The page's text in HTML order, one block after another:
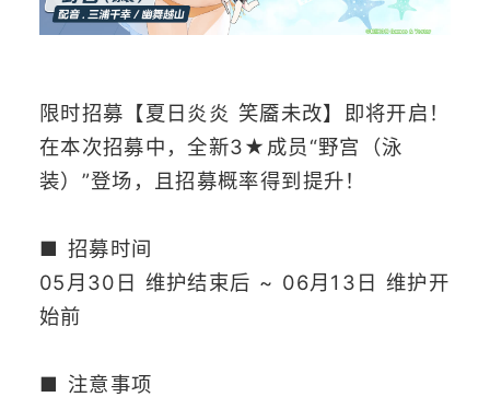
限时招募【夏日炎炎 笑靥未改】即将开启！
在本次招募中，全新3★成员“野宫（泳
装）”登场，且招募概率得到提升！
■ 招募时间
05月30日 维护结束后 ~ 06月13日 维护开
始前
■ 注意事项